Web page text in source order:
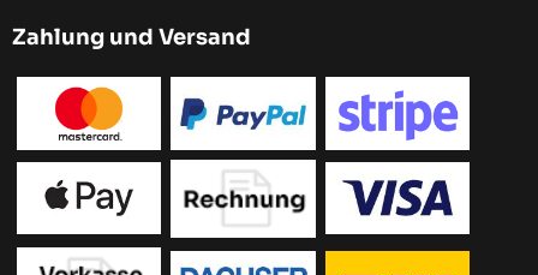
Zahlung und Versand